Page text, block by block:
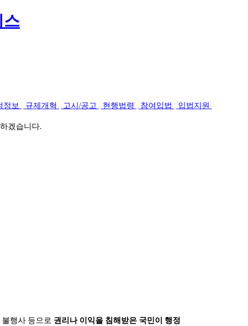
정보 규제개혁 고시/공고 현행법령 참여입법
입법지원
겠습니다.
행사 등으로 권리나 이익을 침해받은 국민이 행정